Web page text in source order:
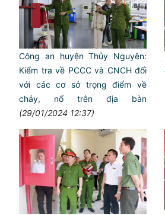
Công an huyện Thủy Nguyên:
Kiểm tra về PCCC và CNCH đối
với các cơ sở trọng điểm về
cháy, nổ trên địa bàn
(29/01/2024 12:37)